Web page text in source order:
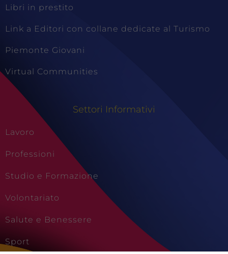
Libri in prestito
Link a Editori con collane dedicate al Turismo
Piemonte Giovani
Virtual Communities
Settori Informativi
Lavoro
Professioni
Studio e Formazione
Volontariato
Salute e Benessere
Sport